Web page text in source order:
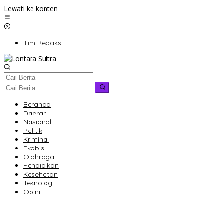
Lewati ke konten
Tim Redaksi
Beranda
Daerah
Nasional
Politik
Kriminal
Ekobis
Olahraga
Pendidikan
Kesehatan
Teknologi
Opini